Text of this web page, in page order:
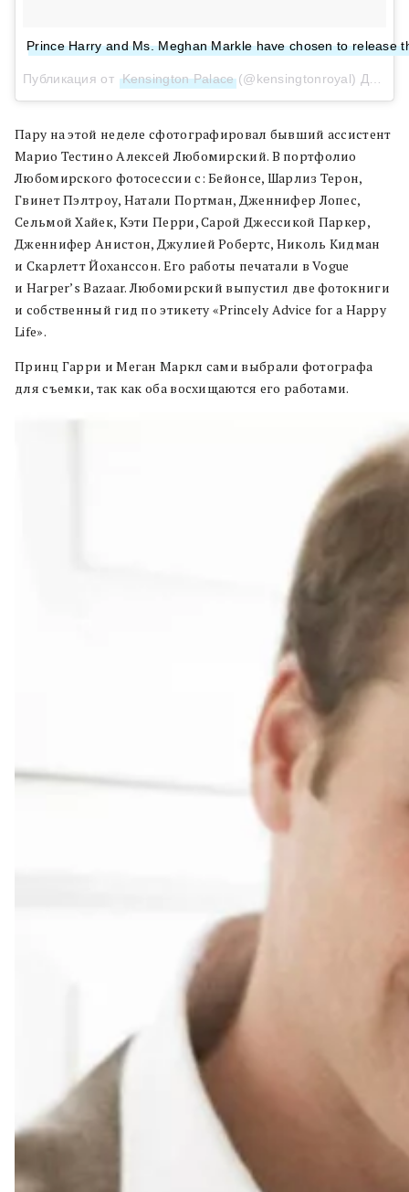
Prince Harry and Ms. Meghan Markle have chosen to
Публикация от Kensington Palace(@kensingtonroyal) Дек 21, 2017 at 3:59 PST
Пару на этой неделе сфотографировал бывший ассистент
Марио Тестино Алексей Любомирский. В портфолио
Любомирского фотосессии с: Бейонсе, Шарлиз Терон,
Гвинет Пэлтроу, Натали Портман, Дженнифер Лопес,
Сельмой Хайек, Кэти Перри, Сарой Джессикой Паркер,
Дженнифер Анистон, Джулией Робертс, Николь Кидман
и Скарлетт Йоханссон. Его работы печатали в Vogue
и Harper’s Bazaar. Любомирский выпустил две фотокниги
и собственный гид по этикету «Princely Advice for a Happy
Life».
Принц Гарри и Меган Маркл сами выбрали фотографа
для съемки, так как оба восхищаются его работами.